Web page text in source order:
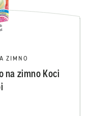
ZIMNO
na zimno Koci